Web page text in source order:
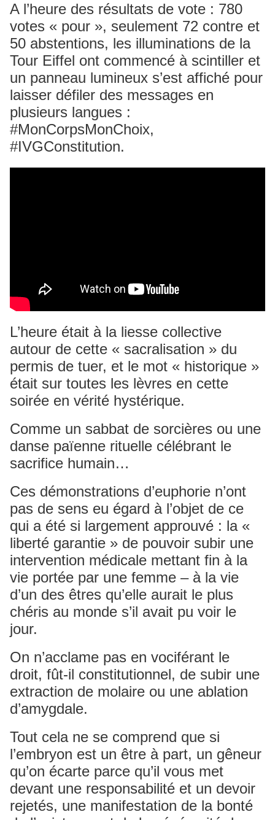
A l’heure des résultats de vote : 780
votes « pour », seulement 72 contre et
50 abstentions, les illuminations de la
Tour Eiffel ont commencé à scintiller et
un panneau lumineux s’est affiché pour
laisser défiler des messages en
plusieurs langues :
#MonCorpsMonChoix,
#IVGConstitution.
L’heure était à la liesse collective
autour de cette « sacralisation » du
permis de tuer, et le mot « historique »
était sur toutes les lèvres en cette
soirée en vérité hystérique.
Comme un sabbat de sorcières ou une
danse païenne rituelle célébrant le
sacrifice humain…
Ces démonstrations d’euphorie n’ont
pas de sens eu égard à l’objet de ce
qui a été si largement approuvé : la «
liberté garantie » de pouvoir subir une
intervention médicale mettant fin à la
vie portée par une femme – à la vie
d’un des êtres qu’elle aurait le plus
chéris au monde s’il avait pu voir le
jour.
On n’acclame pas en vociférant le
droit, fût-il constitutionnel, de subir une
extraction de molaire ou une ablation
d’amygdale.
Tout cela ne se comprend que si
l’embryon est un être à part, un gêneur
qu’on écarte parce qu’il vous met
devant une responsabilité et un devoir
rejetés, une manifestation de la bonté